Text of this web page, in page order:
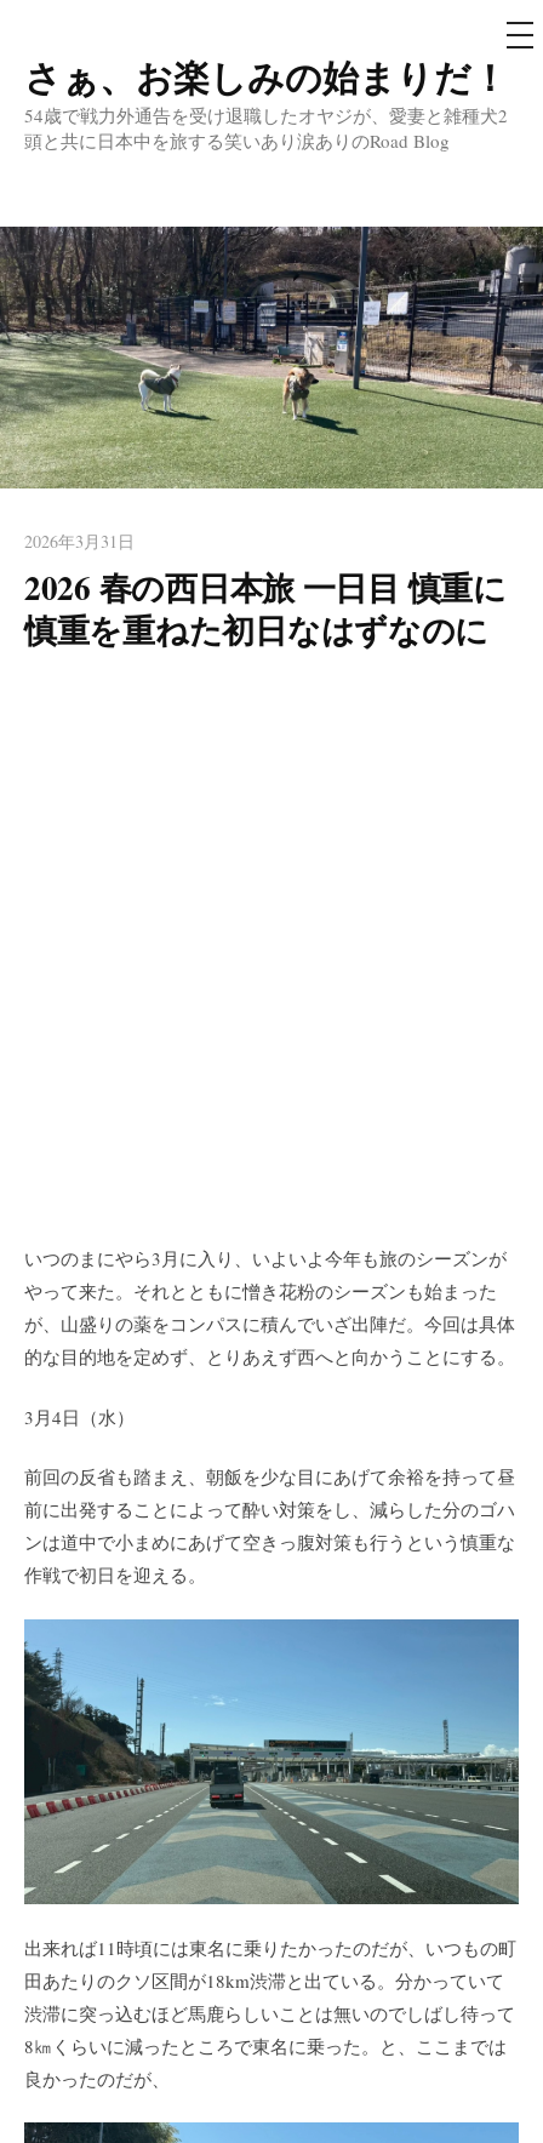
コ
ン
テ
へ
ス
キ
ッ
プ
さぁ、お楽しみの始まりだ！
54歳で戦力外通告を受け退職したオヤジが、愛妻と雑種犬2
頭と共に日本中を旅する笑いあり涙ありのRoad Blog
メ
ニ
2026年3月31日
2026 春の西日本旅 一日目 慎重に
慎重を重ねた初日なはずなのに
いつのまにやら3月に入り、いよいよ今年も旅のシーズンが
やって来た。それとともに憎き花粉のシーズンも始まった
が、山盛りの薬をコンパスに積んでいざ出陣だ。今回は具体
的な目的地を定めず、とりあえず西へと向かうことにする。
3月4日（水）
前回の反省も踏まえ、朝飯を少な目にあげて余裕を持って昼
前に出発することによって酔い対策をし、減らした分のゴハ
ンは道中で小まめにあげて空きっ腹対策も行うという慎重な
作戦で初日を迎える。
出来れば11時頃には東名に乗りたかったのだが、いつもの町
田あたりのクソ区間が18km渋滞と出ている。分かっていて
渋滞に突っ込むほど馬鹿らしいことは無いのでしばし待って
8㎞くらいに減ったところで東名に乗った。と、ここまでは
良かったのだが、